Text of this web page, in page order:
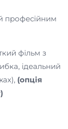
професійним
фільм з
ідеальний
(опція